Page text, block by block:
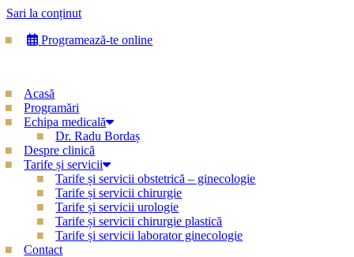
Sari la conținut
Programează-te online
Acasă
Programări
Echipa medicală
Dr. Radu Bordaș
Despre clinică
Tarife și servicii
Tarife și servicii obstetrică – ginecologie
Tarife și servicii chirurgie
Tarife și servicii urologie
Tarife și servicii chirurgie plastică
Tarife și servicii laborator ginecologie
Contact